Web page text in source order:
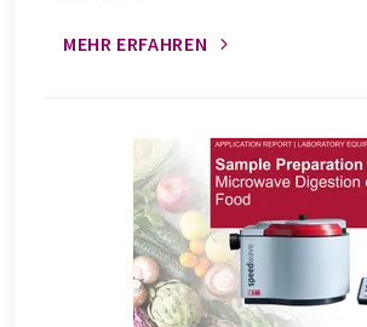
MEHR ERFAHREN